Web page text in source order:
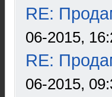
RE:
06-2015,
RE:
06-2015,